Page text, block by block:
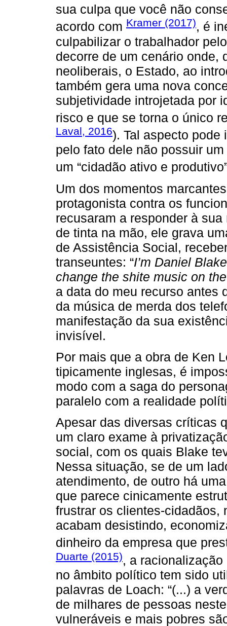
sua culpa que você não
acordo com Kramer (2017), é
culpabilizar o trabalhador
decorre de um cenário onde,
neoliberais, o Estado, ao
também gera uma nova
subjetividade introjetada por
risco e que se torna o único
Laval, 2016). Tal aspecto
pelo fato dele não possuir
um “cidadão ativo e
Um dos momentos
protagonista contra os
recusaram a responder à
de tinta na mão, ele grava
de Assistência Social,
transeuntes: “I’m Daniel
change the shite music on
a data do meu recurso antes
da música de merda dos
manifestação da sua
invisível.
Por mais que a obra de Ken
tipicamente inglesas, é
modo com a saga do
paralelo com a realidade
Apesar das diversas críticas
um claro exame à
social, com os quais Blake
Nessa situação, se de um
atendimento, de outro há
que parece cinicamente
frustrar os clientes-cidadãos,
acabam desistindo,
dinheiro da empresa que
Duarte (2015), a
no âmbito político tem sido
palavras de Loach: “(...) a
de milhares de pessoas
vulneráveis e mais pobres